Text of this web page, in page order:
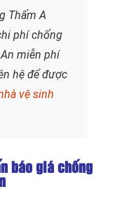
Thấm A
phí chống
miễn phí
hệ để được
vệ sinh
báo giá chống